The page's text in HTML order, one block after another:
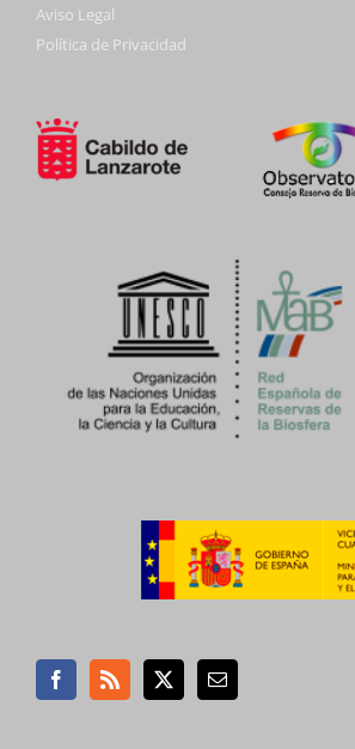
Aviso Legal
Política de Privacidad